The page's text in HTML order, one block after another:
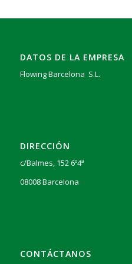
DATOS DE LA EMPRESA
Flowing Barcelona S.L.
DIRECCIÓN
c/Balmes, 152 6º4ª
08008 Barcelona
CONTÁCTANOS